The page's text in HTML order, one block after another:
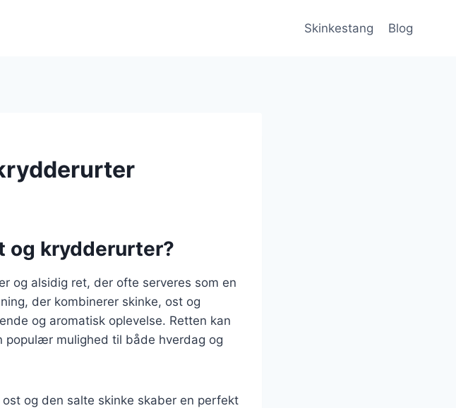
Skinkestang Blog
og krydderurter?
og alsidig ret, der ofte serveres som en
der kombinerer skinke, ost og
og aromatisk oplevelse. Retten kan
populær mulighed til både hverdag og
og den salte skinke skaber en perfekt